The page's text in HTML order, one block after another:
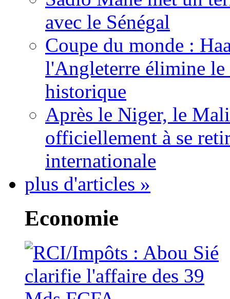
avec le Sénégal
Coupe du monde :
l'Angleterre élimine
historique
Après le Niger, le
officiellement à se
internationale
plus d'articles »
Economie